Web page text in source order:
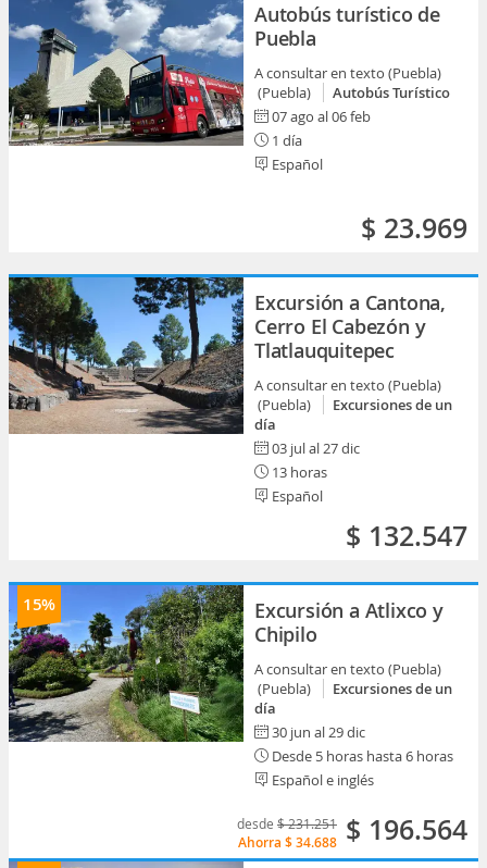
Autobús turístico de
Puebla
A consultar en texto (Puebla)
(Puebla)
Autobús Turístico
07 ago al 06 feb
1 día
Español
$ 23.969
Excursión a Cantona,
Cerro El Cabezón y
Tlatlauquitepec
A consultar en texto (Puebla)
(Puebla)
Excursiones de un
día
03 jul al 27 dic
13 horas
Español
$ 132.547
15%
Excursión a Atlixco y
Chipilo
A consultar en texto (Puebla)
(Puebla)
Excursiones de un
día
30 jun al 29 dic
Desde 5 horas hasta 6 horas
Español e inglés
desde $ 231.251
Ahorra $ 34.688 $ 196.564